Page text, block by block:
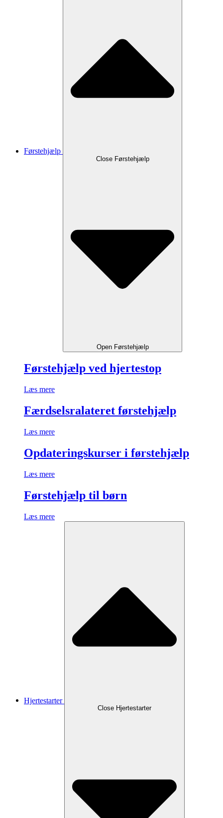
Førstehjælp
Close Førstehjælp
Open Førstehjælp
Førstehjælp ved hjertestop
Læs mere
Færdselsralateret førstehjælp
Læs mere
Opdateringskurser i førstehjælp
Læs mere
Førstehjælp til børn
Læs mere
Hjertestarter
Close Hjertestarter